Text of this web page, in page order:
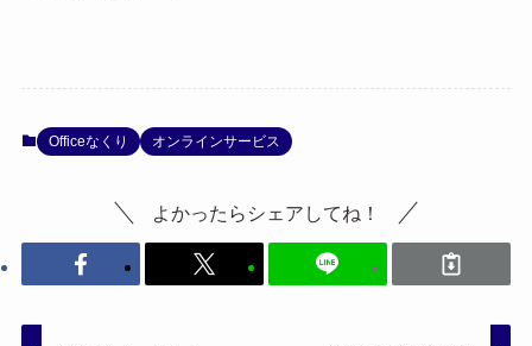
Officeなくり オンラインサービス
よかったらシェアしてね！